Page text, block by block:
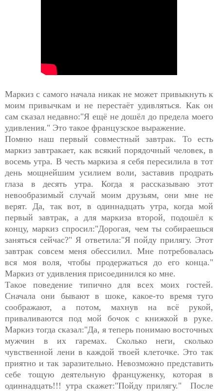
Маркиз с самого начала никак не может привыкнуть к
моим привычкам и не перестаёт удивляться. Как он
сам сказал недавно:"Я ещё не дошёл до предела моего
удивления." Это такое французское выражение.
Помню наш первый совместный завтрак. То есть
маркиз завтракает, как всякий порядочный человек, в
восемь утра. В честь маркиза я себя пересилила в тот
день мощнейшим усилием воли, заставив продрать
глаза в десять утра. Когда я рассказываю этот
невообразимый случай моим друзьям, они мне не
верят. Да, так вот, в одиннадцать утра, когда мой
первый завтрак, а для маркиза второй, подошёл к
концу, маркиз спросил:"Дорогая, чем ты собираешься
заняться сейчас?" Я ответила:"Я пойду прилягу. Этот
завтрак совсем меня обессилил. Мне потребовалась
вся моя воля, чтобы продержаться до его конца."
Маркиз от удивления присоединился ко мне.
Такое поведение типично для всех моих гостей.
Сначала они бывают в шоке, какое-то время туго
соображают, а потом, махнув на всё рукой,
приваливаются под мой бочок с книжкой в руке.
Маркиз тогда сказал:"Да, я теперь понимаю восточных
мужчин в их гаремах. Сколько неги, сколько
чувственной лени в каждой твоей клеточке. Это так
приятно и так заразительно. Невозможно представить
себе тощую деятельную француженку, которая в
одиннадцать!!! утра скажет:"Пойду прилягу." После